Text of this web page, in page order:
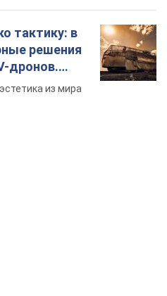
тактику: в
решения
дронов.
из мира